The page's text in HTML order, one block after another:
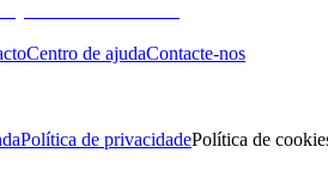
Centro de ajudaContacte-nos
Política de privacidadePolítica de